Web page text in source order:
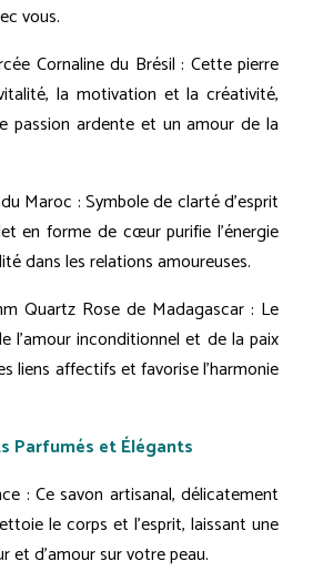
vous.
Cornaline du Brésil : Cette pierre
la motivation et la créativité,
passion ardente et un amour de la
Maroc : Symbole de clarté d'esprit
en forme de cœur purifie l'énergie
dans les relations amoureuses.
Quartz Rose de Madagascar : Le
l'amour inconditionnel et de la paix
liens affectifs et favorise l'harmonie
Parfumés et Élégants
: Ce savon artisanal, délicatement
le corps et l'esprit, laissant une
et d'amour sur votre peau.